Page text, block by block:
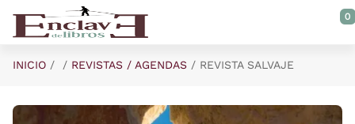
Saltar al contenido principal
0
INICIO REVISTAS / AGENDAS REVISTA SALVAJE